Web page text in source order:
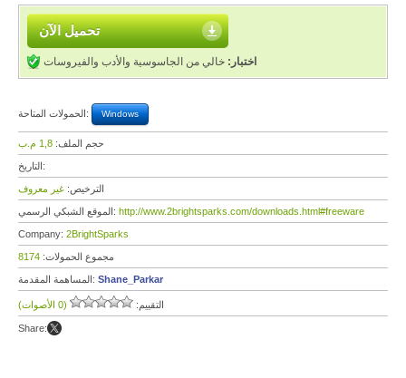
تحميل الآن
اختبار: خالي من الجاسوسية والأدب والفيروسات
الحمولات المتاحة: Windows
حجم الملف: 1,8 م.ب
التاريخ:
الترخيص: غير معروف
الموقع الشبكي الرسمي: http://www.2brightsparks.com/downloads.html#freeware
Company: 2BrightSparks
مجموع الحمولات: 8174
المساهمة المقدمة: Shane_Parkar
التقييم: (0 الأصوات)
Share: